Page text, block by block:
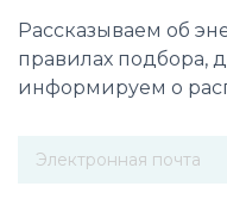
Рассказываем об
правилах подбора,
информируем о